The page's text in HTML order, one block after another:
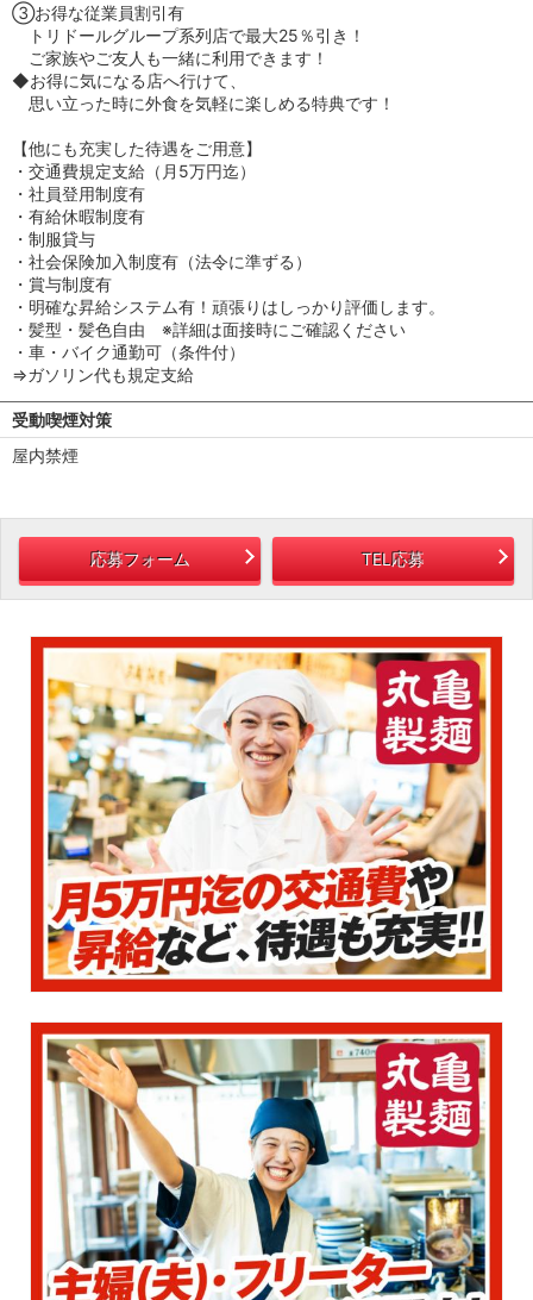
③お得な従業員割引有
トリドールグループ系列店で最大25％引き！
ご家族やご友人も一緒に利用できます！
◆お得に気になる店へ行けて、
思い立った時に外食を気軽に楽しめる特典です！
【他にも充実した待遇をご用意】
・交通費規定支給（月5万円迄）
・社員登用制度有
・有給休暇制度有
・制服貸与
・社会保険加入制度有（法令に準ずる）
・賞与制度有
・明確な昇給システム有！頑張りはしっかり評価します。
・髪型・髪色自由 ※詳細は面接時にご確認ください
・車・バイク通勤可（条件付）
⇒ガソリン代も規定支給
受動喫煙対策
屋内禁煙
応募フォーム TEL応募